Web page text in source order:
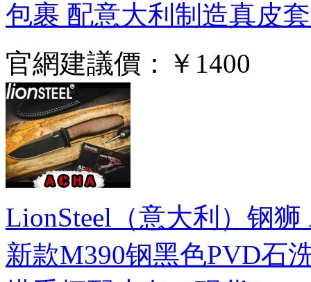
包裹 配意大利制造真皮
官網建議價：
￥1400
LionSteel（意大利）钢
新款M390钢黑色PVD石